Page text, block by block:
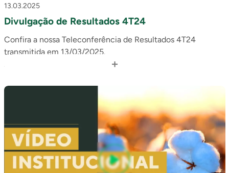
13.03.2025
Divulgação de Resultados 4T24
Confira a nossa Teleconferência de Resultados 4T24
transmitida em 13/03/2025.
Acesse o release: https://bit.ly/3DsY3Jr
+